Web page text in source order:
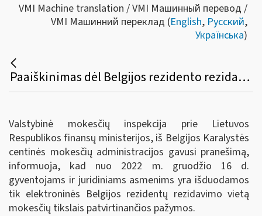
VMI Machine translation / VMI Машинный перевод /
VMI Машинний переклад (English, Русский,
Українська)
Paaiškinimas dėl Belgijos rezidento rezidavimo vietą patvirtinančios pažymos
Valstybinė mokesčių inspekcija prie Lietuvos
Respublikos finansų ministerijos, iš Belgijos Karalystės
centinės mokesčių administracijos gavusi pranešimą,
informuoja, kad nuo 2022 m. gruodžio 16 d.
gyventojams ir juridiniams asmenims yra išduodamos
tik elektroninės Belgijos rezidentų rezidavimo vietą
mokesčių tikslais patvirtinančios pažymos.